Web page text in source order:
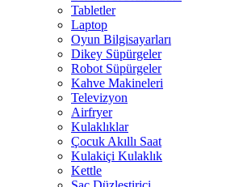
Tabletler
Laptop
Oyun Bilgisayarları
Dikey Süpürgeler
Robot Süpürgeler
Kahve Makineleri
Televizyon
Airfryer
Kulaklıklar
Çocuk Akıllı Saat
Kulakiçi Kulaklık
Kettle